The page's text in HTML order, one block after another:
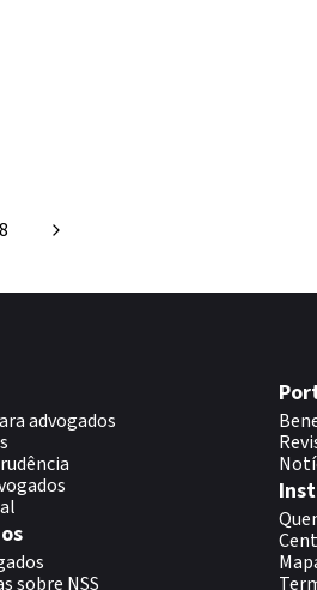
8
advogados
sobre NSS